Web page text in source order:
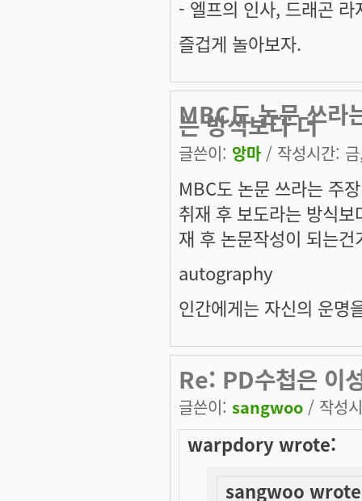
- 엘프의 인사, 드래곤 라
즐겁게 놀아보자.
MBC도 논문 쓰라
는 방식보다 더
글쓴이: 앙마 / 작성시간:
MBC도 논문 쓰라는 주
취재 후 보도라는 방식
재 후 논문작성이 되는건
autography
인간에게는 자신의 운명
Re: PD수첩은 이
글쓴이: sangwoo / 작성
warpdory wrote:
sangwoo